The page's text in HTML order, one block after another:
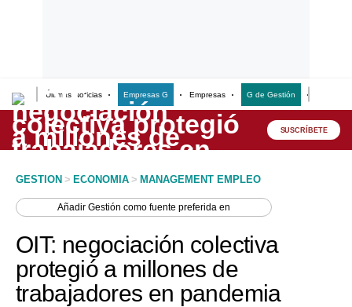
Últimas Noticias Empresas G Empresas G de Gestión
Lo último
Peru Quiosco
Economía
Mercados
SUSCRÍBETE
GESTION > ECONOMIA > MANAGEMENT EMPLEO
AñadirGestión como fuente preferida en
OIT: negociación colectiva
protegió a millones de
trabajadores en pandemia